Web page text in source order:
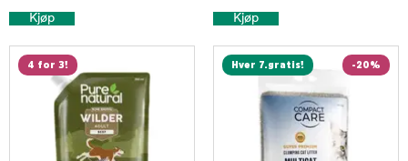
Kjøp Kjøp
4 for 3! Hver 7.gratis! -20%